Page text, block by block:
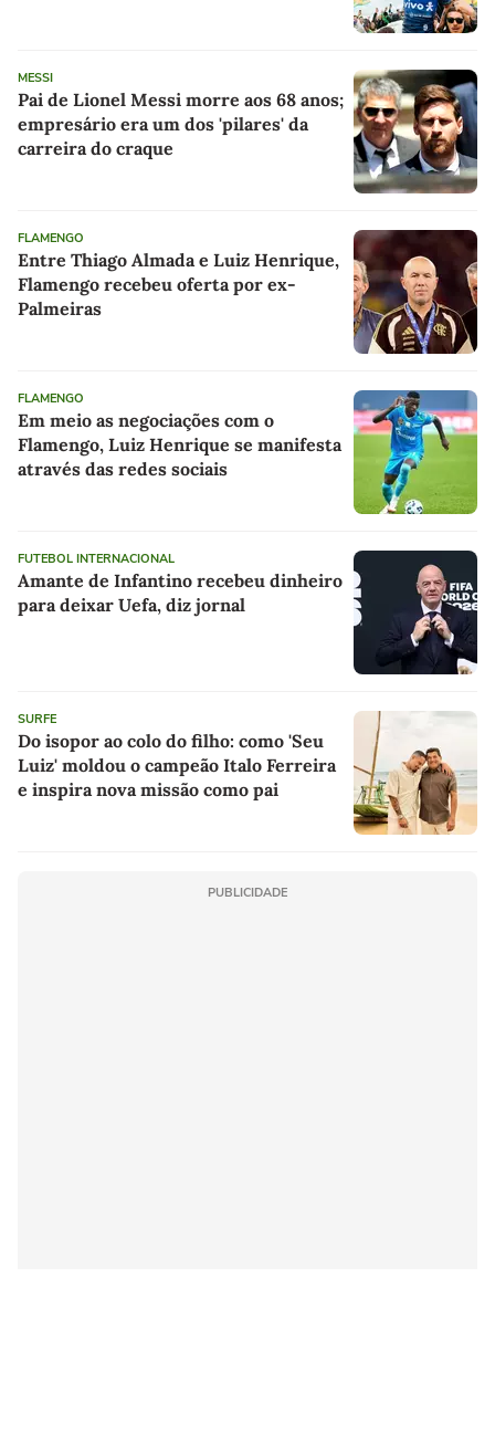
MESSI
Pai de Lionel Messi morre aos 68 anos;
empresário era um dos 'pilares' da
carreira do craque
FLAMENGO
Entre Thiago Almada e Luiz Henrique,
Flamengo recebeu oferta por ex-
Palmeiras
FLAMENGO
Em meio as negociações com o
Flamengo, Luiz Henrique se manifesta
através das redes sociais
FUTEBOL INTERNACIONAL
Amante de Infantino recebeu dinheiro
para deixar Uefa, diz jornal
SURFE
Do isopor ao colo do filho: como 'Seu
Luiz' moldou o campeão Italo Ferreira
e inspira nova missão como pai
PUBLICIDADE